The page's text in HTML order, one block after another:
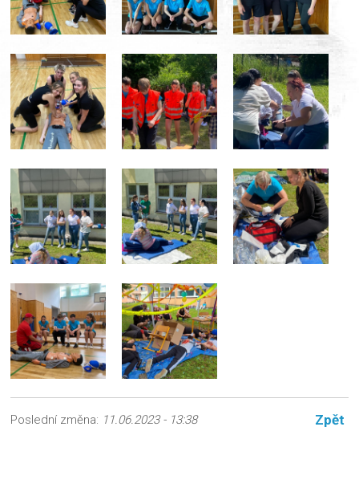
Poslední změna: 11.06.2023 - 13:38 Zpět